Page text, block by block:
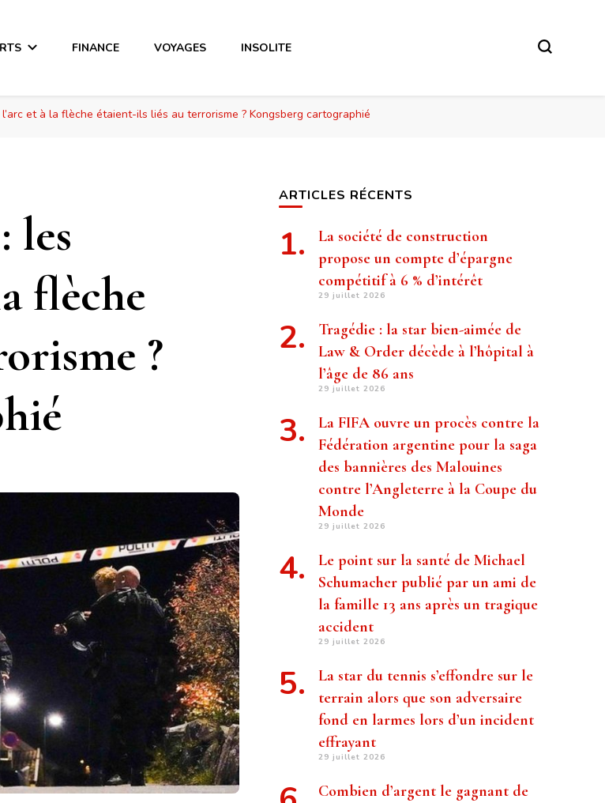
FINANCE VOYAGES INSOLITE
et à la flèche étaient-ils liés au terrorisme ? Kongsberg cartographié
les
flèche
?
ARTICLES RÉCENTS
La société de construction
propose un compte d’épargne
compétitif à 6 % d’intérêt
29 juillet 2026
Tragédie : la star bien-aimée de
Law & Order décède à l’hôpital à
l’âge de 86 ans
29 juillet 2026
La FIFA ouvre un procès contre la
Fédération argentine pour la saga
des bannières des Malouines
contre l’Angleterre à la Coupe du
Monde
29 juillet 2026
Le point sur la santé de Michael
Schumacher publié par un ami de
la famille 13 ans après un tragique
accident
29 juillet 2026
La star du tennis s’effondre sur le
terrain alors que son adversaire
fond en larmes lors d’un incident
effrayant
29 juillet 2026
Combien d’argent le gagnant de